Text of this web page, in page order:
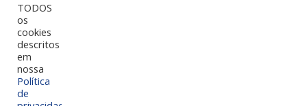
TODOS
os
cookies
descritos
em
nossa
Política
de